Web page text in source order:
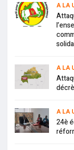
A LA
A LA
A LA
24è